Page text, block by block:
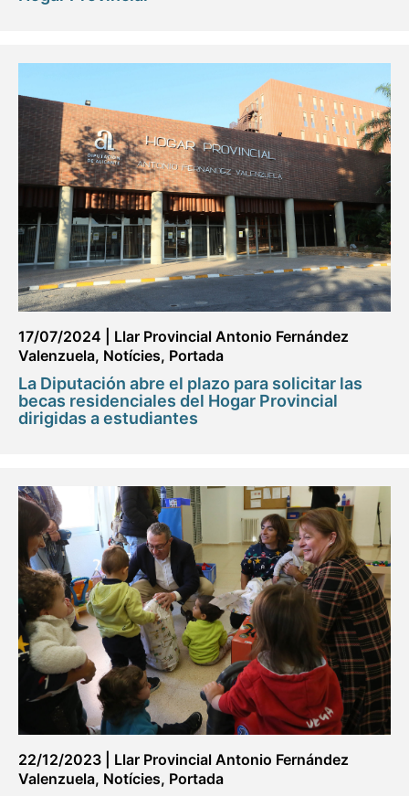
17/07/2024
Llar Provincial Antonio Fernández
Valenzuela, Notícies, Portada
La Diputación abre el plazo para solicitar las
becas residenciales del Hogar Provincial
dirigidas a estudiantes
22/12/2023
Llar Provincial Antonio Fernández
Valenzuela, Notícies, Portada